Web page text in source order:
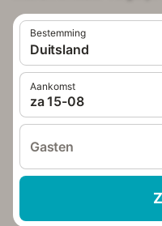
Bestemming
Duitsland
Aankomst
za 15-08
Gasten